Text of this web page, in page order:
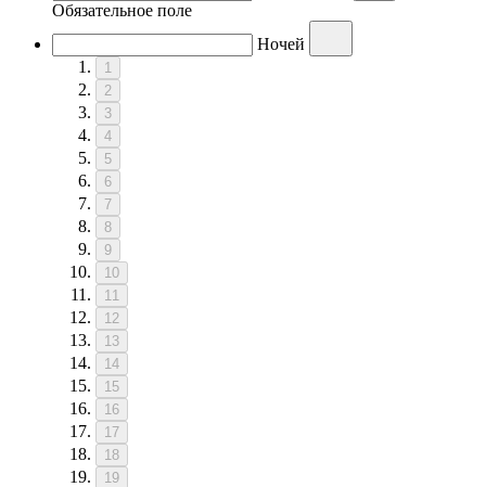
Обязательное поле
Ночей
1
2
3
4
5
6
7
8
9
10
11
12
13
14
15
16
17
18
19